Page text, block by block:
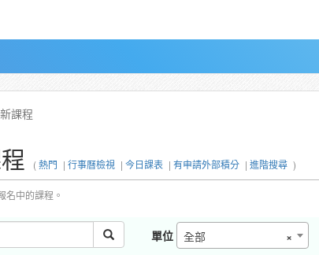
課程
(熱門 | 行事曆檢視 | 今日課表 | 有申請外部積分 | 進階搜尋 )
名中的課程。
單位 ×
全部